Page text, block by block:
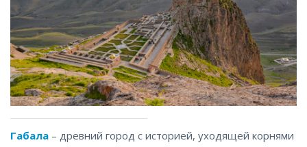
Габала – древний город с историей, уходящей корнями